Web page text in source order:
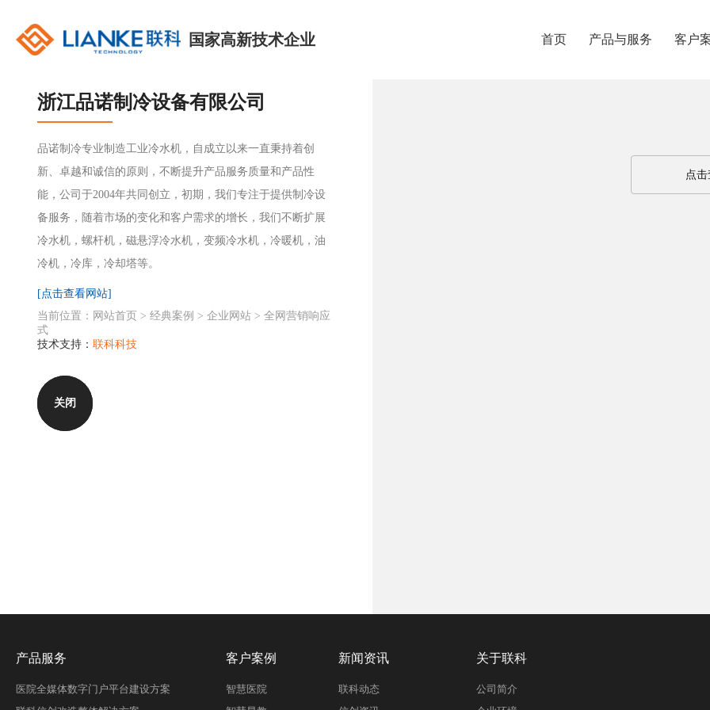
国家高新技术企业 首页 产品与服务 客户
浙江品诺制冷设备有限公司
品诺制冷专业制造工业冷水机，自成立以来一直秉持着创
新、卓越和诚信的原则，不断提升产品服务质量和产品性
能，公司于2004年共同创立，初期，我们专注于提供制冷设
备服务，随着市场的变化和客户需求的增长，我们不断扩展
冷水机，螺杆机，磁悬浮冷水机，变频冷水机，冷暖机，油
冷机，冷库，冷却塔等。
[点击查看网站]
当前位置： 网站首页 > 经典案例 > 企业网站 > 全网营销响应
式
技术支持： 联科科技
关闭
点击
产品服务
医院全媒体数字门户平台建设方案
客户案例
智慧医院
新闻资讯
联科动态
关于联科
公司简介